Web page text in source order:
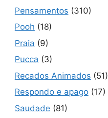
Pensamentos (310)
Pooh (18)
Praia (9)
Pucca (3)
Recados Animados (51)
Respondo e apago (17)
Saudade (81)